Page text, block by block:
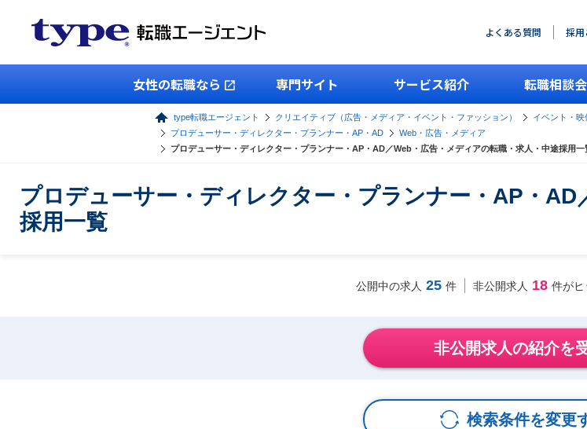
よくある質問 採用
女性の転職なら 専門サイト サービス紹介 転職相談
type転職エージェント クリエイティブ（広告・メディア・イベント・ファッション）
イベント・
プロデューサー・ディレクター・プランナー・AP・AD
Web・広告・メディア
プロデューサー・ディレクター・プランナー・AP・AD／Web・広告・メディアの転職・求人・中途採用一
プロデューサー・ディレクター・プランナー・AP・
採用一覧
公開中の求人 25 件 非公開求人 18 件がヒ
非公開求人の紹介を
検索条件を変更